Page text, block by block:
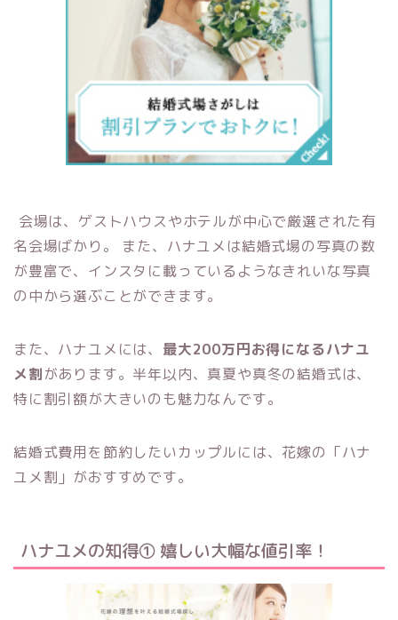
会場は、ゲストハウスやホテルが中心で厳選された有
名会場ばかり。
また、ハナユメは結婚式場の写真の数
が豊富で、インスタに載っているようなきれいな写真
の中から選ぶことができます。
また、ハナユメには、 最大200万円お得になるハナユ
メ割があります。半年以内、真夏や真冬の結婚式は、
特に割引額が大きいのも魅力なんです。
結婚式費用を節約したいカップルには、花嫁の「ハナ
ユメ割」がおすすめです。
ハナユメの知得① 嬉しい大幅な値引率！